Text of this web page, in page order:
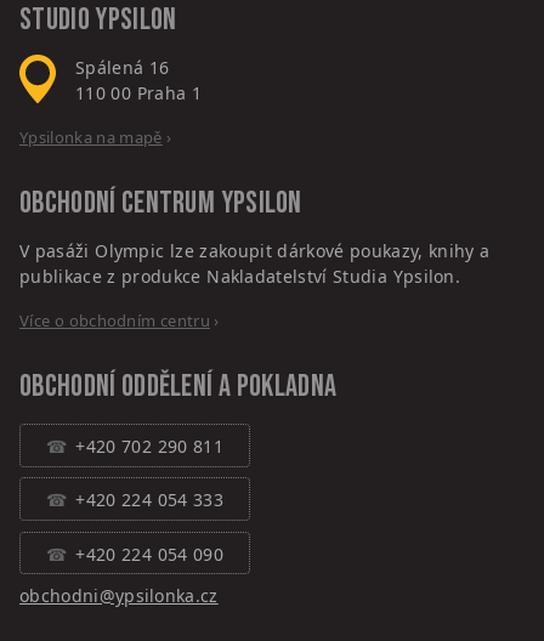
Studio Ypsilon
Spálená 16
110 00 Praha 1
Ypsilonka na mapě ›
Obchodní centrum Ypsilon
V pasáži Olympic lze zakoupit dárkové poukazy, knihy a
publikace z produkce Nakladatelství Studia Ypsilon.
Více o obchodním centru ›
Obchodní oddělení a pokladna
+420 702 290 811
+420 224 054 333
+420 224 054 090
obchodni@ypsilonka.cz